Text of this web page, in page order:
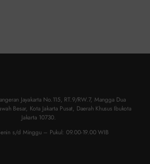
Jayakarta No.115, RT.9/RW.7, Mangga Dua
Besar, Kota Jakarta Pusat, Daerah Khusus Ibukota
Jakarta 10730.
s/d Minggu – Pukul: 09.00-19.00 WIB